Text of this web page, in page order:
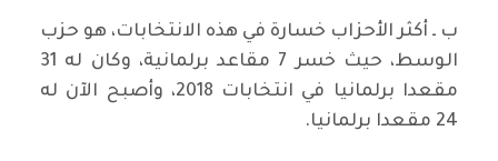
ب ـ أكثر الأحزاب خسارة في هذه الانتخابات، هو حزب
الوسط، حيث خسر 7 مقاعد برلمانية، وكان له 31
مقعدا برلمانيا في انتخابات 2018، وأصبح الآن له
24 مقعدا برلمانيا.